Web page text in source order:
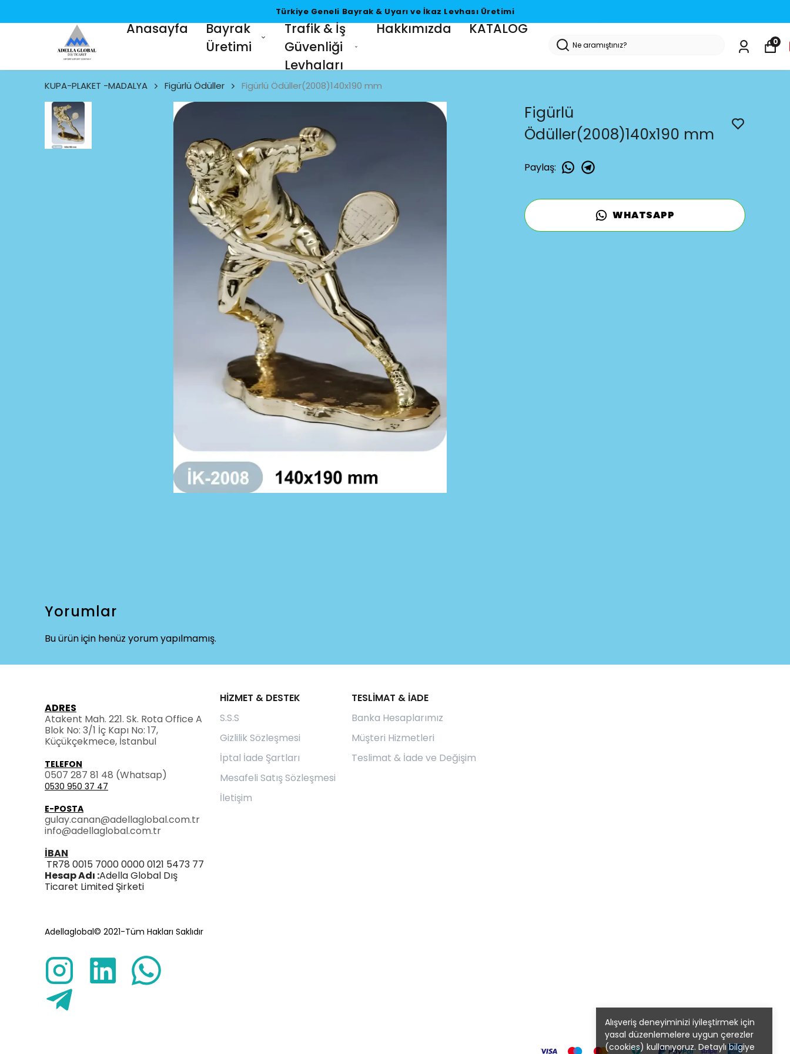
Türkiye Geneli Bayrak & Uyarı ve İkaz Levhası Üretimi
Anasayfa
Bayrak
Üretimi
Trafik & İş
Güvenliği
Levhaları
Hakkımızda KATALOG
0
Alışveriş deneyiminizi iyileştirmek için
yasal düzenlemelere uygun çerezler
(cookies) kullanıyoruz. Detaylı bilgiye
KUPA-PLAKET -MADALYA Figürlü Ödüller Figürlü Ödüller(2008)140x190 mm
Figürlü
Ödüller(2008)140x190 mm
Paylaş:
WHATSAPP
Yorumlar
Bu ürün için henüz yorum yapılmamış.
HİZMET & DESTEK
S.S.S
Gizlilik Sözleşmesi
İptal İade Şartları
Mesafeli Satış Sözleşmesi
İletişim
TESLİMAT & İADE
Banka Hesaplarımız
Müşteri Hizmetleri
Teslimat & İade ve Değişim
ADRES
Atakent Mah. 221. Sk. Rota Office A
Blok No: 3/1 İç Kapı No: 17,
Küçükçekmece, İstanbul
TELEFON
0507 287 81 48 (Whatsap)
0530 950 37 47
E-POSTA
gulay.canan@adellaglobal.com.tr
info@adellaglobal.com.tr
İBAN
TR78 0015 7000 0000 0121 5473 77
Hesap Adı :Adella Global Dış
Ticaret Limited Şirketi
Adellaglobal© 2021-Tüm Hakları Saklıdır